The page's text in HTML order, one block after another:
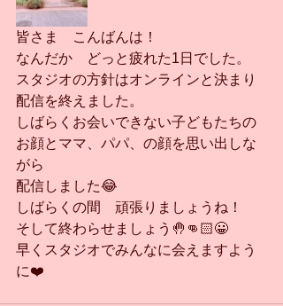
皆さま　こんばんは！
なんだか　どっと疲れた1日でした。
スタジオの方針はオンラインと決まり
配信を終えました。
しばらくお会いできない子どもたちの
お顔とママ、パパ、の顔を思い出しな
がら
配信しました😂
しばらくの間　頑張りましょうね！
そして終わらせましょう🤚👊🏻😀
早くスタジオでみんなに会えますよう
に❤️